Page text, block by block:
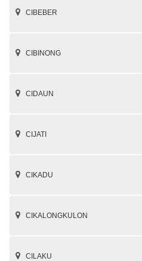
CIBEBER
CIBINONG
CIDAUN
CIJATI
CIKADU
CIKALONGKULON
CILAKU